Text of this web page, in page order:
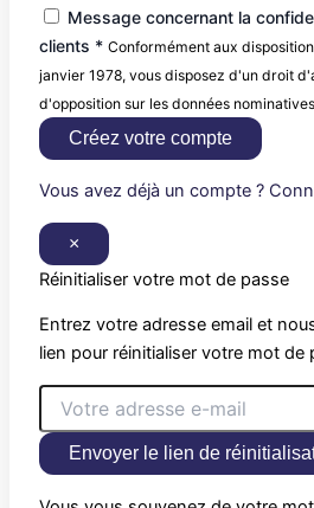
Message concernant la
clients * Conformément aux
janvier 1978, vous disposez d'un droit
d'opposition sur les données
Créez votre compte
Vous avez déjà un compte ?
×
Réinitialiser votre mot de passe
Entrez votre adresse email et
lien pour réinitialiser votre mot de
Envoyer le lien de